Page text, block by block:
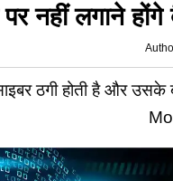
पर नहीं लगाने
ठगी होती है और